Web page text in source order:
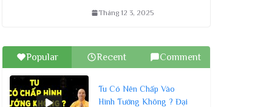
Tháng 12 3, 2025
Popular Recent Comment
Tu Có Nên Chấp Vào
Hình Tướng Không ? Đại